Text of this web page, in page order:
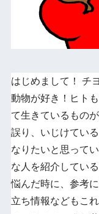
はじめまして！ チ
動物が好き！ヒト
て生きているもの
誤り、いじけてい
なりたいと思って
な人を紹介してい
悩んだ時に、参考
立ち情報などもこ